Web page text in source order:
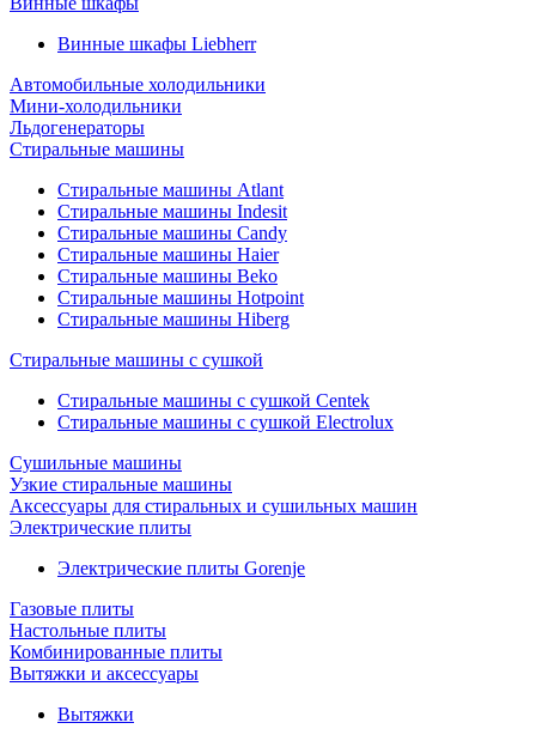
Винные шкафы Liebherr
Автомобильные холодильники
Мини-холодильники
Льдогенераторы
Стиральные машины
Стиральные машины Atlant
Стиральные машины Indesit
Стиральные машины Candy
Стиральные машины Haier
Стиральные машины Beko
Стиральные машины Hotpoint
Стиральные машины Hiberg
Стиральные машины с сушкой
Стиральные машины с сушкой Centek
Стиральные машины с сушкой Electrolux
Сушильные машины
Узкие стиральные машины
Аксессуары для стиральных и сушильных машин
Электрические плиты
Электрические плиты Gorenje
Газовые плиты
Настольные плиты
Комбинированные плиты
Вытяжки и аксессуары
Вытяжки